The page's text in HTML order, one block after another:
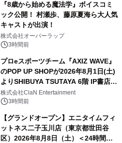
『8歳から始める魔法学』ボイスコミ
ック公開！ 村瀬歩、藤原夏海ら大人気
キャストが出演！
株式会社オーバーラップ
3時間前
プロeスポーツチーム『AXIZ WAVE』
のPOP UP SHOPが2026年8月1日(土)
よりSHIBUYA TSUTAYA 6階 IP書店で
開催決定！！
株式会社ClaN Entertainment
3時間前
【グランドオープン】エニタイムフィ
ットネス二子玉川店（東京都世田谷
区）2026年8月8日（土）＜24時間年